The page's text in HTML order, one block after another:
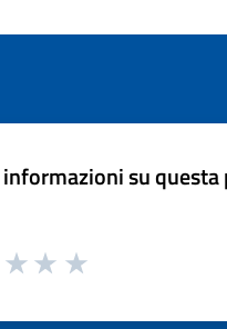
su questa